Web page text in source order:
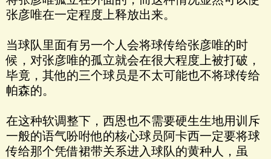
张彦唯在一定程度上释放出来。
当球队里面有另一个人会将球传给张彦唯的时
候，对张彦唯的孤立就会在很大程度上被打破，
毕竟，其他的三个球员是不太可能也不将球传给
帕森的。
在这种软调整下，西恩也不需要硬生生地用训斥
一般的语气吩咐他的核心球员阿卡西一定要将球
传给那个凭借裙带关系进入球队的黄种人，虽